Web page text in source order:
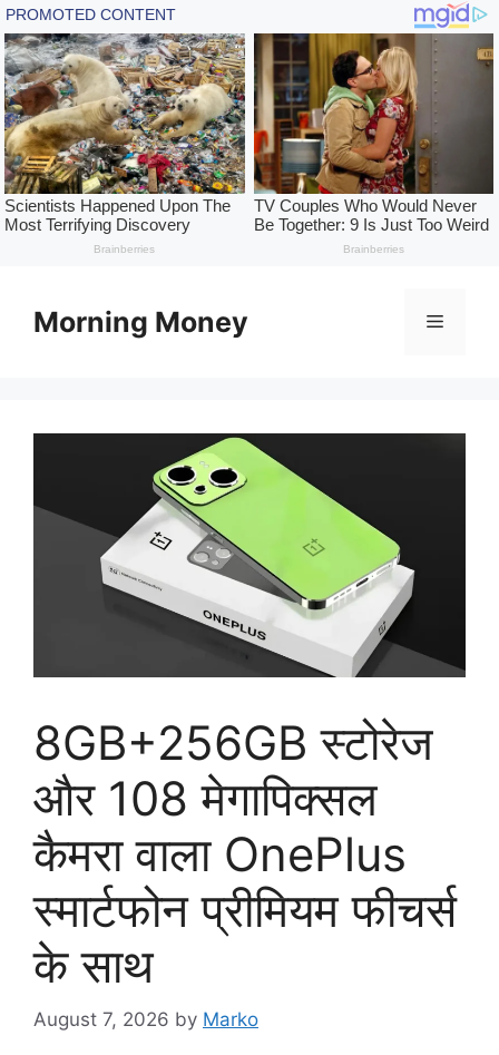
contentMorning Money Menu
8GB+256GB स्टोरेज
और 108 मेगापिक्सल
कैमरा वाला OnePlus
स्मार्टफोन प्रीमियम फीचर्स
के साथ
August 7, 2026 by Marko